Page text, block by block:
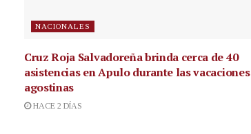
NACIONALES
Cruz Roja Salvadoreña brinda cerca de 40
asistencias en Apulo durante las vacaciones
agostinas
HACE 2 DÍAS